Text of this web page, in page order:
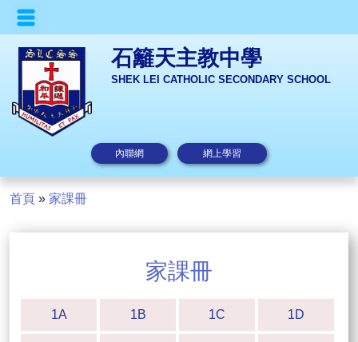
石籬天主教中學
SHEK LEI CATHOLIC SECONDARY SCHOOL
內聯網 網上學習
首頁 » 家課冊
家課冊
1A 1B 1C 1D